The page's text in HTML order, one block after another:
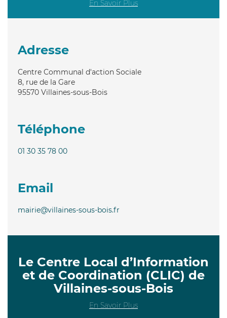
En Savoir Plus
Adresse
Centre Communal d'action Sociale
8, rue de la Gare
95570 Villaines-sous-Bois
Téléphone
01 30 35 78 00
Email
mairie@villaines-sous-bois.fr
Le Centre Local d’Information
et de Coordination (CLIC) de
Villaines-sous-Bois
En Savoir Plus